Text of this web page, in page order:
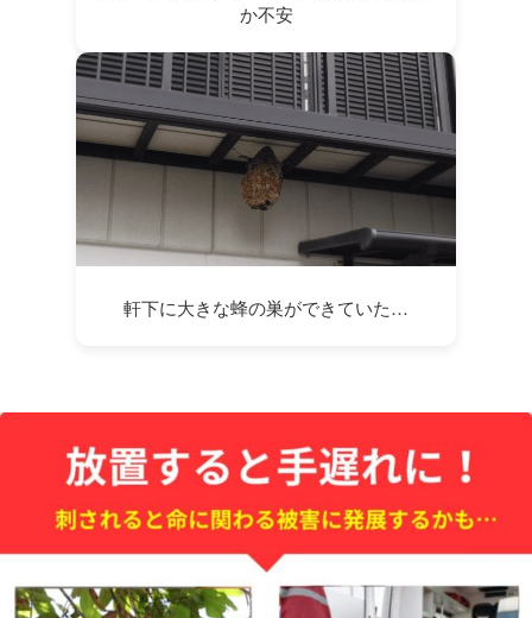
か不安
軒下に大きな蜂の巣ができていた…